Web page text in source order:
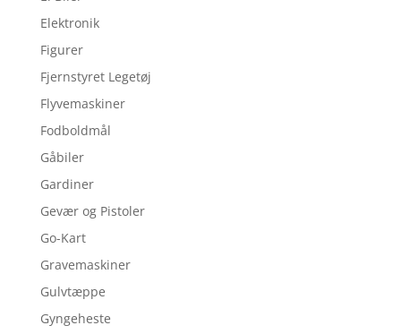
Elektronik
Figurer
Fjernstyret Legetøj
Flyvemaskiner
Fodboldmål
Gåbiler
Gardiner
Gevær og Pistoler
Go-Kart
Gravemaskiner
Gulvtæppe
Gyngeheste